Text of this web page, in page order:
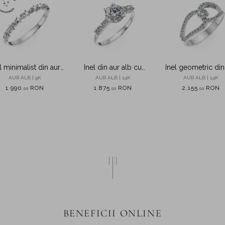
minimalist din aur
cu diamante de
laborator
AUR ALB | 9K
1.990 ,00 RON
Inel din aur alb cu
zirconii
AUR ALB | 14K
1.875 00 RON
Inel geometric
alb cu zirconii
AUR ALB | 14K
2.155 00 RON
BENEFICII ONLINE